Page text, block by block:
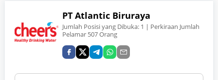
PT Atlantic Biruraya
Jumlah Posisi yang Dibuka: 1 | Perkiraan Jumlah
Pelamar 507 Orang